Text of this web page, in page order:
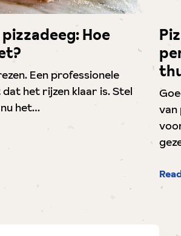
Hoe
Een professionele
het rijzen klaar is. Stel
het…
van